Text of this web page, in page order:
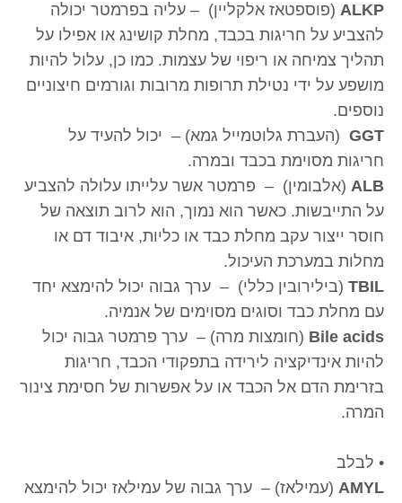
ALKP (פוספטאז אלקליין) – עליה בפרמטר יכולה
להצביע על חריגות בכבד, מחלת קושינג או אפילו על
תהליך צמיחה או ריפוי של עצמות. כמו כן, עלול להיות
מושפע על ידי נטילת תרופות מרובות וגורמים חיצוניים
נוספים.
GGT (העברת גלוטמייל גמא) – יכול להעיד על
חריגות מסוימת בכבד ובמרה.
ALB (אלבומין) – פרמטר אשר עלייתו עלולה להצביע
על התייבשות. כאשר הוא נמוך, הוא לרוב תוצאה של
חוסר ייצור עקב מחלת כבד או כליות, איבוד דם או
מחלות במערכת העיכול.
TBIL (בילירובין כללי) – ערך גבוה יכול להימצא יחד
עם מחלת כבד וסוגים מסוימים של אנמיה.
Bile acids (חומצות מרה) – ערך פרמטר גבוה יכול
להיות אינדיקציה לירידה בתפקודי הכבד, חריגות
בזרימת הדם אל הכבד או על אפשרות של חסימת צינור
המרה.
• לבלב
AMYL (עמילאז) – ערך גבוה של עמילאז יכול להימצא